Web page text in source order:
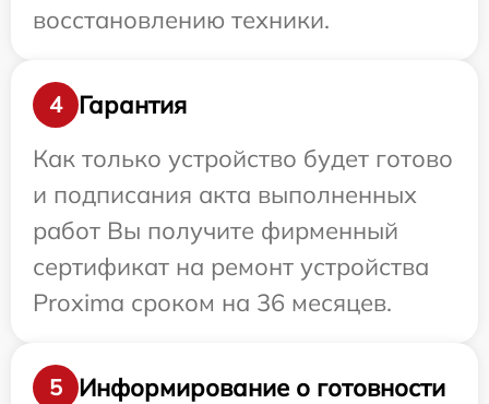
восстановлению техники.
4
Гарантия
Как только устройство будет готово
и подписания акта выполненных
работ Вы получите фирменный
сертификат на ремонт устройства
Proxima сроком на 36 месяцев.
5
Информирование о готовности